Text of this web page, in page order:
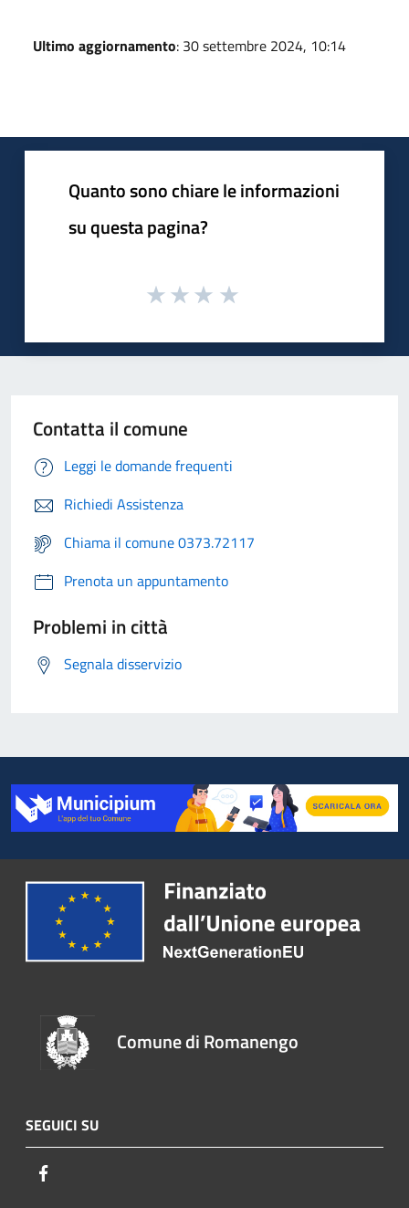
Ultimo aggiornamento: 30 settembre 2024, 10:14
Quanto sono chiare le informazioni
su questa pagina?
Contatta il comune
Leggi le domande frequenti
Richiedi Assistenza
Chiama il comune 0373.72117
Prenota un appuntamento
Problemi in città
Segnala disservizio
Comune di Romanengo
SEGUICI SU